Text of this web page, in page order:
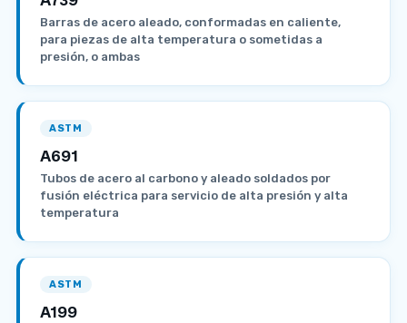
Barras de acero aleado, conformadas en caliente,
para piezas de alta temperatura o sometidas a
presión, o ambas
ASTM
A691
Tubos de acero al carbono y aleado soldados por
fusión eléctrica para servicio de alta presión y alta
temperatura
ASTM
A199